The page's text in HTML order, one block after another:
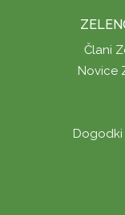
Člani
Novice
Dogodki